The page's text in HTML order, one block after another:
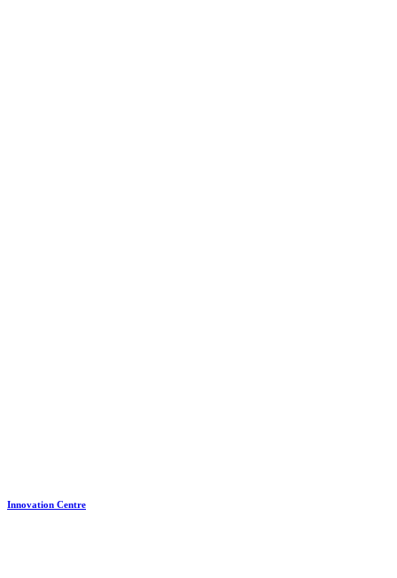
Innovation Centre